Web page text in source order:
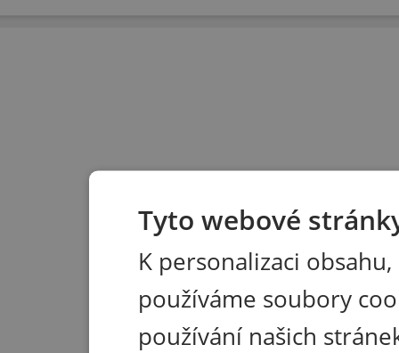
Tyto webové
K personalizaci
používáme soubory
používání našich